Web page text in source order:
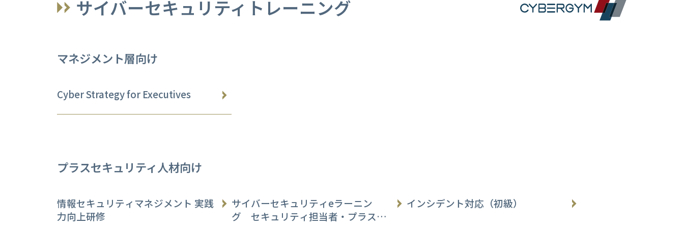
サイバーセキュリティトレーニング
マネジメント層向け
Cyber Strategy for Executives
プラスセキュリティ人材向け
情報セキュリティマネジメント 実践
力向上研修
サイバーセキュリティeラーニン
グ セキュリティ担当者・プラスセ
インシデント対応（初級）